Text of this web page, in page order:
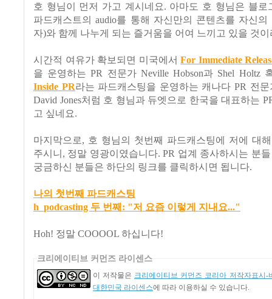
호 형님이 먼저 가고 계시네요. 아마도 호 형님은 블로
파드캐스트의 audio를 통해 자신만의 콘텐츠를 자신
자)와 함께 나누게 되는 즐거움을 어여 느끼고 있을 것
시간적 여유가 확보되면 미국에서For Immediate
을 운영하는 PR 전문가 Neville Hobson과 Shel Holtz
Inside PR라는 파드캐스팅을 운영하는 캐나다 PR 전문
David Jones처럼 호 형님과 듀엣으로 한국을 대표하는
고 싶네요.
마지막으로, 호 형님의 첫번째 파드캐스팅에 저에 대
주시니, 정말 영광이였습니다. PR 업계 종사하시는 분
궁금하신 분들은 하단의 링크를 클릭하시면 됩니다.
나의 첫번째 파드캐스팅
h_podcasting 두 번째: "저 요즘 이렇게 지내요..."
Hoh! 정말 COOOOL 하십니다!
크리에이티브 커먼즈 라이센스
이 저작물은 크리에이티브 커먼즈 코리아 저작자표시-
대한민국 라이센스에 따라 이용하실 수 있습니다.